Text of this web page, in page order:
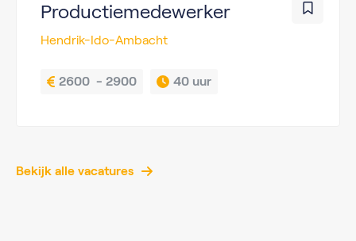
Productiemedewerker
Hendrik-Ido-Ambacht
2600  - 2900 40 uur
Bekijk alle vacatures